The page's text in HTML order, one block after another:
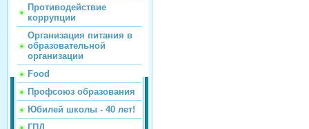
Противодействие
коррупции
Организация питания в
образовательной
организации
Food
Профсоюз образования
Юбилей школы - 40 лет!